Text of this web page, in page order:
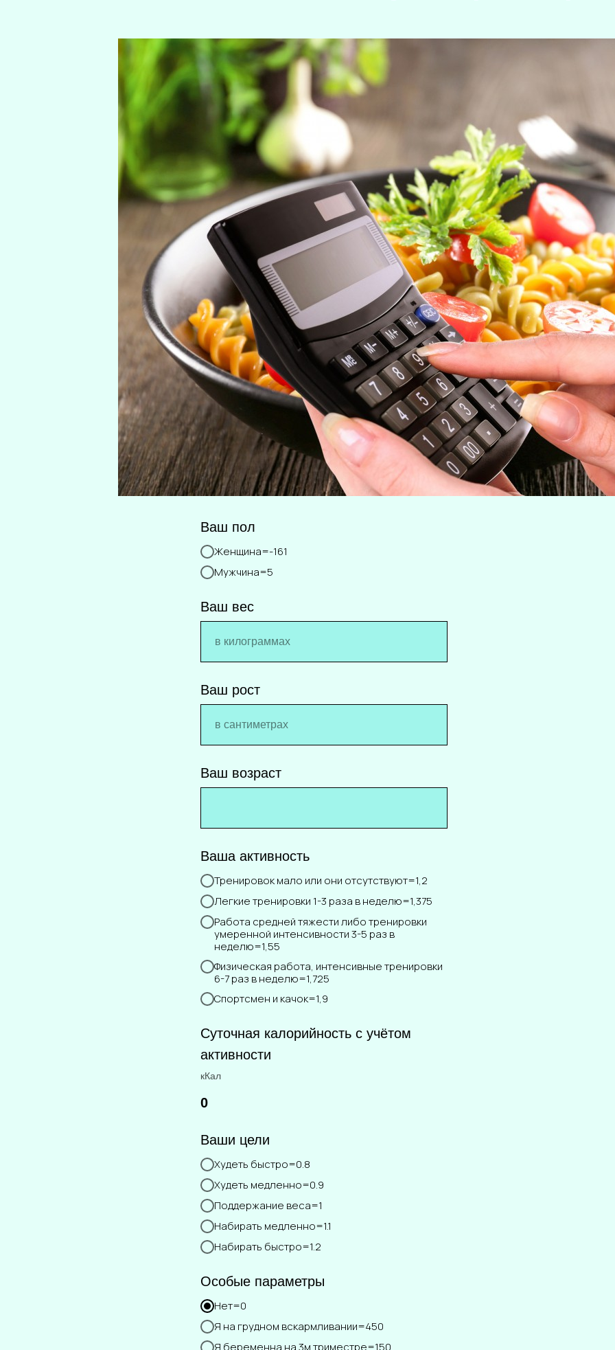
Ваш пол
Женщина=-161
Мужчина=5
Ваш вес
Ваш рост
Ваш возраст
Ваша активность
Тренировок мало или они отсутствуют=1,2
Легкие тренировки 1-3 раза в неделю=1,375
Работа средней тяжести либо тренировки
умеренной интенсивности 3-5 раз в
неделю=1,55
Физическая работа, интенсивные тренировки
6-7 раз в неделю=1,725
Спортсмен и качок=1,9
Суточная калорийность с учётом
активности
кКал
0
Ваши цели
Худеть быстро=0.8
Худеть медленно=0.9
Поддержание веса=1
Набирать медленно=1.1
Набирать быстро=1.2
Особые параметры
Нет=0
Я на грудном вскармливании=450
Я беременна на 3м триместре=150